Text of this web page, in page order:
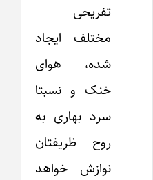
تفریحی
مختلف ایجاد
شده، هوای
خنک و نسبتا
سرد بهاری به
روح ظریفتان
نوازش خواهد